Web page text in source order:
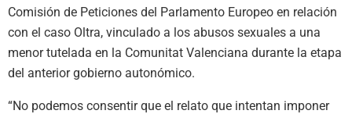
Comisión de Peticiones del Parlamento Europeo en relación
con el caso Oltra, vinculado a los abusos sexuales a una
menor tutelada en la Comunitat Valenciana durante la etapa
del anterior gobierno autonómico.
“No podemos consentir que el relato que intentan imponer